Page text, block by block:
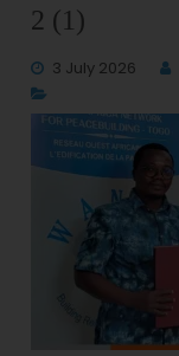
2 (1)
3 July 2026